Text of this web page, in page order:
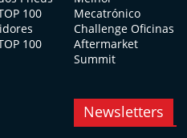
100
100
Mecatrónico
Challenge Oficinas
Aftermarket
Summit
Newsletters